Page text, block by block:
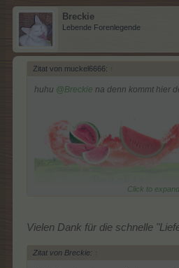
Breckie
Lebende Forenlegende
Zitat von muckel6666: ↑
huhu @Breckie na denn kommt hier
Click to
Vielen Dank für die schnelle
Zitat von Breckie: ↑